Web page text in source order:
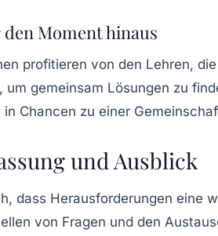
Moment hinaus
profitieren von den Lehren,
um gemeinsam Lösungen zu
Chancen zu einer
und Ausblick
dass Herausforderungen eine
von Fragen und den